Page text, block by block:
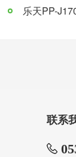
乐天PP-
联系